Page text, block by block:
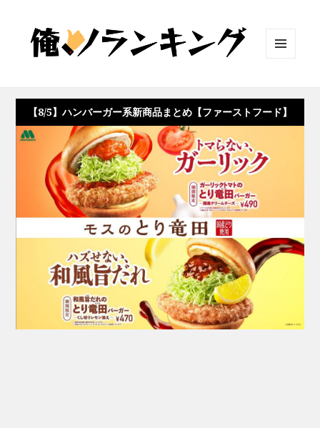
ット
【8/5】ハンバーガー系新商品まとめ【ファーストフード】